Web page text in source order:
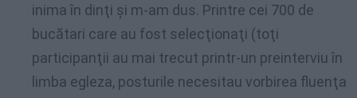
inima în dinţi şi m-am dus. Printre cei 700 de
bucătari care au fost selecţionaţi (toţi
participanţii au mai trecut printr-un preinterviu în
limba egleza, posturile necesitau vorbirea fluenţa